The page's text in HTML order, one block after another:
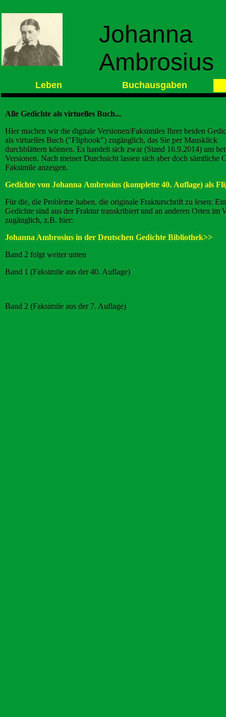
Johanna
Ambrosius
Leben Buchausgaben
Alle Gedichte als virtuelles Buch...
Hier machen wir die digitale Versionen/Faksimiles Ihrer beiden
als virtuelles Buch ("Flipbook") zugänglich, das Sie per Mausklick
durchblättern können. Es handelt sich zwar (Stand 16.9.2014) um
Versionen. Nach meiner Durchsicht lassen sich aber doch sämtliche
Faksimile anzeigen.
Gedichte von Johanna Ambrosius (komplette 40. Auflage) als
Für die, die Probleme haben, die originale Frakturschrift zu lesen:
Gedichte sind aus der Fraktur transkribiert und an anderen Orten im
zugänglich, z.B. hier:
Johanna Ambrosius in der Deutschen Gedichte Bibliothek>>
Band 2 folgt weiter unten
Band 1 (Faksimile aus der 40. Auflage)
Band 2 (Faksimile aus der 7. Auflage)